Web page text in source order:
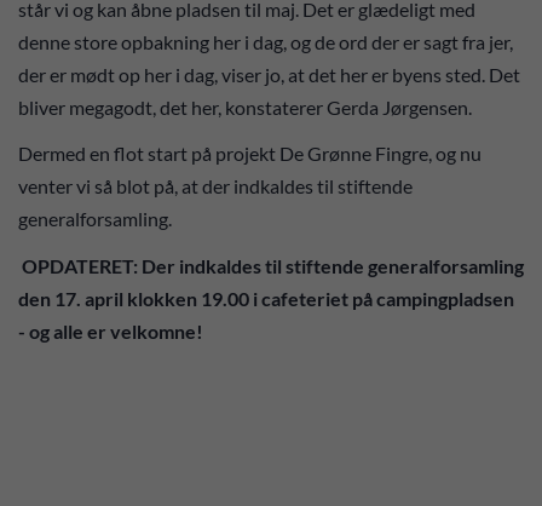
står vi og kan åbne pladsen til maj. Det er glædeligt med
denne store opbakning her i dag, og de ord der er sagt fra jer,
der er mødt op her i dag, viser jo, at det her er byens sted. Det
bliver megagodt, det her, konstaterer Gerda Jørgensen.
Dermed en flot start på projekt De Grønne Fingre, og nu
venter vi så blot på, at der indkaldes til stiftende
generalforsamling.
OPDATERET: Der indkaldes til stiftende generalforsamling
den 17. april klokken 19.00 i cafeteriet på campingpladsen
- og alle er velkomne!